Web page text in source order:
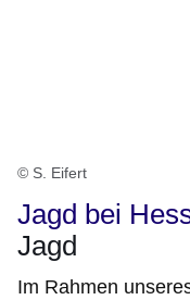
© S. Eifert
Jagd bei
Jagd
Im Rahmen